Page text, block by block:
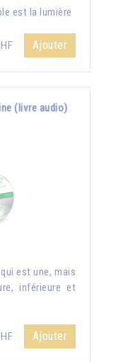
est la lumière
Ajouter
(livre audio)
est une, mais
inférieure et
Ajouter